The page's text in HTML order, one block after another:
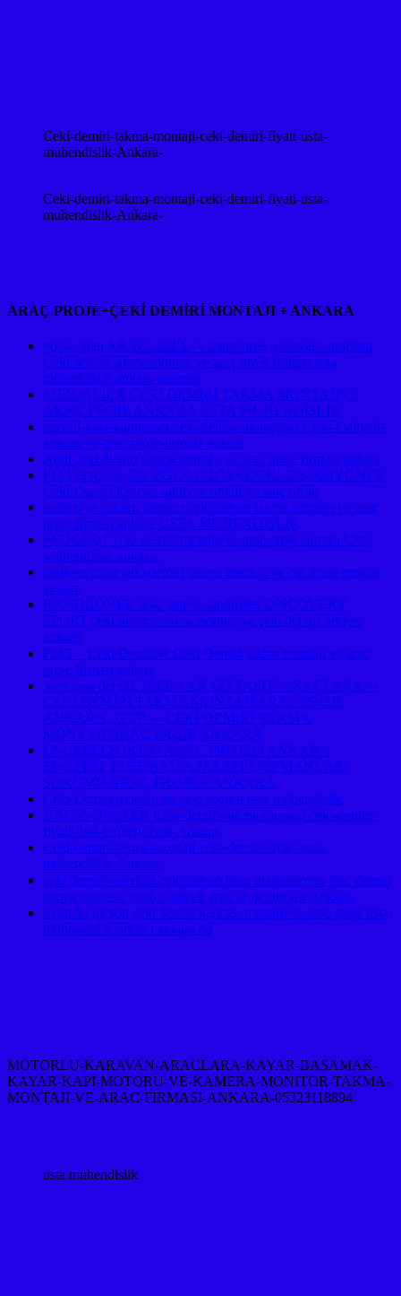
Ceki-demiri-takma-montaji-ceki-demiri-fiyati-usta-
muhendislik-Ankara-
Ceki-demiri-takma-montaji-ceki-demiri-fiyati-usta-
muhendislik-Ankara-
ARAÇ PROJE+ÇEKİ DEMİRİ MONTAJI + ANKARA
volswagen ARAÇLARA ve transporter ,caravella araçlara
Çeki demiri takma montajı ve araç proje firması usta
mühendislik ankara ostimde
SUZUKI JLX ÇEKİ DEMİRİ TAKMA MONTAJIVE
ARAÇ PROJE ANKARA USTA MÜHENDİSLİK
suzu-d-max-kamyonet-ceki-demiri-montajlari-fiyati-maliyeti-
ankara-ve-arac-proje-firmasi-ankara
Audi çeki demiri takma montajı ve araç proje firması ankara
FIAT araçlara ,Fıat EGEA CROSS DOBLO KAMYONET
Çeki Demiri kancası takma montajı ve araç proje
subaru ve subaru forester çeki demiri takma montajı ve araç
proje firması ankara USTA MÜHENDİSLİK
PEUGEOT çeki demiri montajı ve araç proje firması Usta
Mühendislik ankara ,
peugeot rıfter çeki demiri takma montajı ve çki dmiri projesi
ankara
RANDROVER araç lara ve landrover DISCOVERY
SPORT çeki demiri takma montajı ve çeki demiri projesi
ankara
FIAT – Çeki Demiri↵ Çeki Demiri takma montajı ve araç
proje firması ankara
Jeep çeki demiri, JEEP + ARAZİ TAŞITI ARAÇLARA ⇔
ÇEKİ DEMİRİ TAKMA MONTAJI/ARAÇ PROJE
ANKARA, JEEP ⇔ ÇEKİ DEMİRİ TAKMA
MONTAJI/ARAÇ PROJE ANKARA
ENGELLİ SÖKÜM ARAÇ PROJESİ ANKARA
ENGELLİ TERTİBATI APARATI EKİPMANLARI
SÖKÜMÜ ARAÇ PROJESİ ANKARA
Çeki Demiri montajı ve araç projesi usta mühendislik
DACİA DUSTER Ceki-demiri-takma-montaji-ceki-demiri-
fiyati-usta-muhendislik-Ankara-
Ceki-demiri-takma-montaji-ceki-demiri-fiyati-usta-
muhendislik-Ankara-
çeki demiri↵avrupa çeki demiri lider markalarının çeki demiri
takma montesi fiyatı maliyeti araç proje firması Ankara,
hyundai tucson çeki demiri kancası montajı ve araç proje usta
mühendislik firması ankara da
MOTORLU-KARAVAN-ARACLARA-KAYAR-BASAMAK-
KAYAR-KAPI-MOTORU-VE-KAMERA-MONITOR-TAKMA-
MONTAJI-VE-ARAC-FIRMASI-ANKARA-05323118894
usta mühendislik